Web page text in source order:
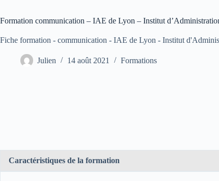
Formation communication – IAE de Lyon – Institut
Fiche formation - communication - IAE de Lyon - Institut
Julien 14 août 2021 Formations
Caractéristiques de la formation